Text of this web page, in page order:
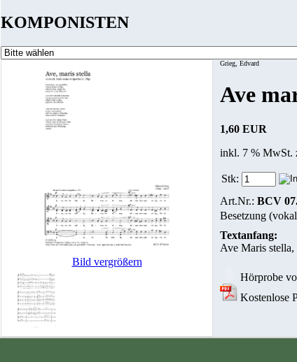
KOMPONISTEN
Bild vergrößern
Grieg, Edvard
Ave
1,60 EUR
inkl. 7 % MwSt.
Stk:
Art.Nr.: BCV
Besetzung
Textanfang:
Ave Maris
Hörprobe
Kostenlose